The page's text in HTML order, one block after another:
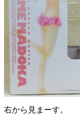
右から見まーす。